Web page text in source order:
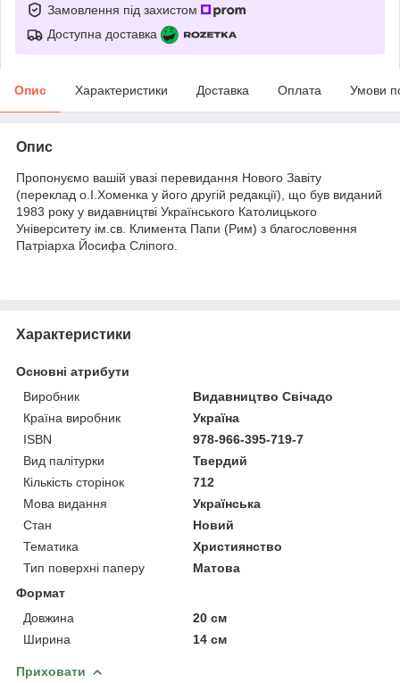
Замовлення під захистом
Доступна доставка
Опис Характеристики Доставка Оплата Умови
Опис
Пропонуємо вашій увазі перевидання Нового Завіту
(переклад о.І.Хоменка у його другій редакції), що був виданий
1983 року у видавництві Українського Католицького
Університету ім.св. Климента Папи (Рим) з благословення
Патріарха Йосифа Сліпого.
Характеристики
Основні атрибути
Виробник
Видавництво Свічадо
Країна виробник
Україна
ISBN
978-966-395-719-7
Вид палітурки
Твердий
Кількість сторінок
712
Мова видання
Українська
Стан
Новий
Тематика
Християнство
Тип поверхні паперу
Матова
Формат
Довжина
20 см
Ширина
14 см
Приховати